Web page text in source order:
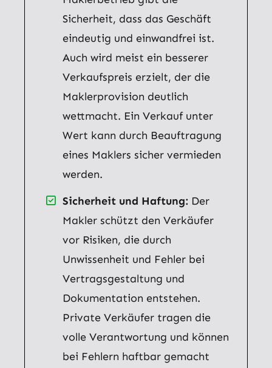
Sicherheit, dass das Geschäft
eindeutig und einwandfrei ist.
Auch wird meist ein besserer
Verkaufspreis erzielt, der die
Maklerprovision deutlich
wettmacht. Ein Verkauf unter
Wert kann durch Beauftragung
eines Maklers sicher vermieden
werden.
Sicherheit und Haftung: Der
Makler schützt den Verkäufer
vor Risiken, die durch
Unwissenheit und Fehler bei
Vertragsgestaltung und
Dokumentation entstehen.
Private Verkäufer tragen die
volle Verantwortung und können
bei Fehlern haftbar gemacht